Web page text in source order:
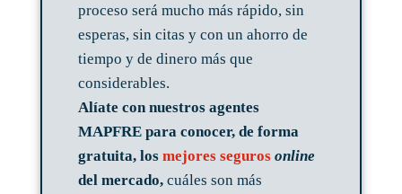
proceso será mucho más rápido, sin
esperas, sin citas y con un ahorro de
tiempo y de dinero más que
considerables.
Alíate con nuestros agentes
MAPFRE para conocer, de forma
gratuita, los mejores seguros online
del mercado, cuáles son más